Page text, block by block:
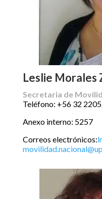
Leslie Morales
Secretaria de
Teléfono: +56 32
Anexo interno: 5257
Correos electrónicos: